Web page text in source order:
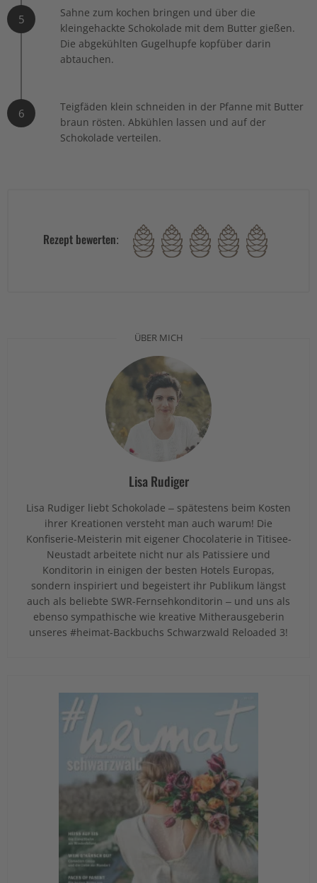
5
Sahne zum kochen bringen und über die
kleingehackte Schokolade mit dem Butter gießen.
Die abgekühlten Gugelhupfe kopfüber darin
abtauchen.
6
Teigfäden klein schneiden in der Pfanne mit Butter
braun rösten. Abkühlen lassen und auf der
Schokolade verteilen.
Rezept bewerten:
ÜBER MICH
Lisa Rudiger
Lisa Rudiger liebt Schokolade – spätestens beim Kosten
ihrer Kreationen versteht man auch warum! Die
Konfiserie-Meisterin mit eigener Chocolaterie in Titisee-
Neustadt arbeitete nicht nur als Patissiere und
Konditorin in einigen der besten Hotels Europas,
sondern inspiriert und begeistert ihr Publikum längst
auch als beliebte SWR-Fernsehkonditorin – und uns als
ebenso sympathische wie kreative Mitherausgeberin
unseres #heimat-Backbuchs Schwarzwald Reloaded 3!